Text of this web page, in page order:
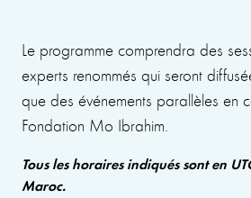
Le programme comprendra des
experts renommés qui seront
que des événements parallèles en
Fondation Mo Ibrahim.
Tous les horaires indiqués sont en
Maroc.